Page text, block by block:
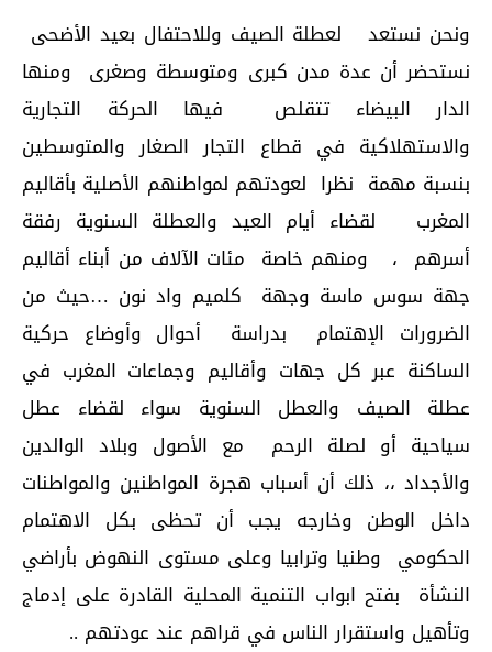
ونحن نستعد لعطلة الصيف وللاحتفال بعيد الأضحى
نستحضر أن عدة مدن كبرى ومتوسطة وصغرى ومنها
الدار البيضاء تتقلص فيها الحركة التجارية
والاستهلاكية في قطاع التجار الصغار والمتوسطين
بنسبة مهمة نظرا لعودتهم لمواطنهم الأصلية بأقاليم
المغرب لقضاء أيام العيد والعطلة السنوية رفقة
أسرهم ، ومنهم خاصة مئات الآلاف من أبناء أقاليم
جهة سوس ماسة وجهة كلميم واد نون …حيث من
الضرورات الإهتمام بدراسة أحوال وأوضاع حركية
الساكنة عبر كل جهات وأقاليم وجماعات المغرب في
عطلة الصيف والعطل السنوية سواء لقضاء عطل
سياحية أو لصلة الرحم مع الأصول وبلاد الوالدين
والأجداد ،، ذلك أن أسباب هجرة المواطنين والمواطنات
داخل الوطن وخارجه يجب أن تحظى بكل الاهتمام
الحكومي وطنيا وترابيا وعلى مستوى النهوض بأراضي
النشأة بفتح ابواب التنمية المحلية القادرة على إدماج
وتأهيل واستقرار الناس في قراهم عند عودتهم ..